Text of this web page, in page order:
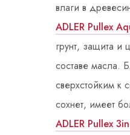
влаги в
ADLER Pullex
грунт, защита и
составе масла.
сверхстойким к
сохнет, имеет
ADLER Pullex